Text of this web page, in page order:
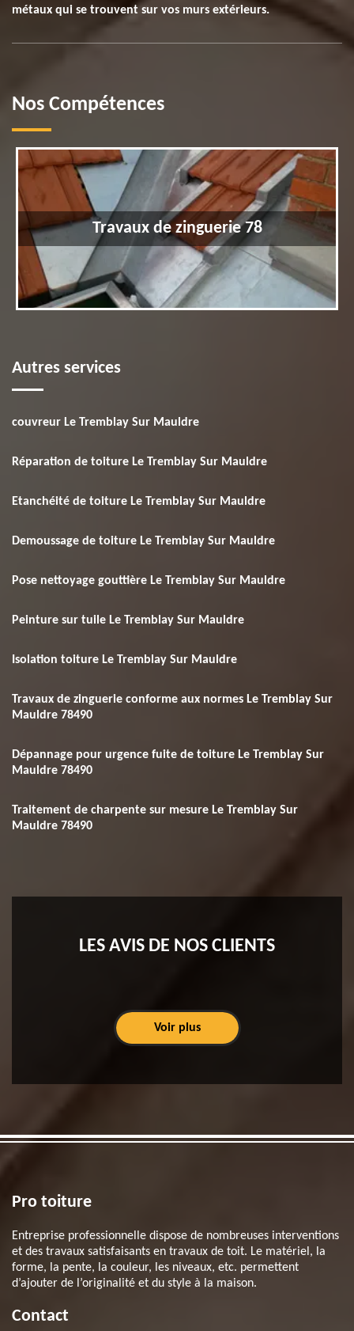
métaux qui se trouvent sur vos murs extérieurs.
Nos Compétences
Travaux de zinguerie 78
Autres services
couvreur Le Tremblay Sur Mauldre
Réparation de toiture Le Tremblay Sur Mauldre
Etanchéité de toiture Le Tremblay Sur Mauldre
Demoussage de toiture Le Tremblay Sur Mauldre
Pose nettoyage gouttière Le Tremblay Sur Mauldre
Peinture sur tuile Le Tremblay Sur Mauldre
Isolation toiture Le Tremblay Sur Mauldre
Travaux de zinguerie conforme aux normes Le Tremblay Sur
Mauldre 78490
Dépannage pour urgence fuite de toiture Le Tremblay Sur
Mauldre 78490
Traitement de charpente sur mesure Le Tremblay Sur
Mauldre 78490
LES AVIS DE NOS CLIENTS
Voir plus
Pro toiture
Entreprise professionnelle dispose de nombreuses interventions
et des travaux satisfaisants en travaux de toit. Le matériel, la
forme, la pente, la couleur, les niveaux, etc. permettent
d’ajouter de l’originalité et du style à la maison.
Contact